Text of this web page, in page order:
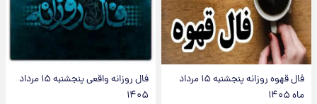
فال قهوه روزانه پنجشنبه ۱۵ مرداد
ماه ۱۴۰۵
فال روزانه واقعی پنجشنبه ۱۵ مرداد
۱۴۰۵